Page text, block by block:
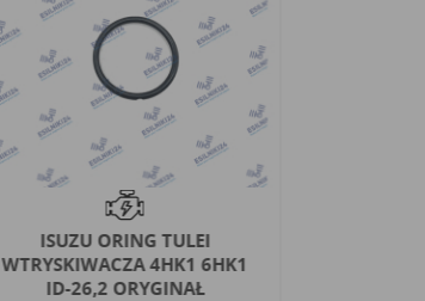
ISUZU ORING TULEI
WTRYSKIWACZA 4HK1 6HK1
ID-26,2 ORYGINAŁ